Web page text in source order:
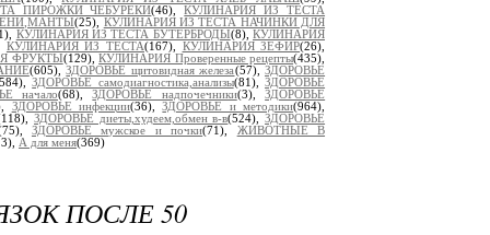
ПИРОЖКИ ЧЕБУРЕКИ(46),КУЛИНАРИЯ ИЗ ТЕСТА
(25), КУЛИНАРИЯ ИЗ ТЕСТА НАЧИНКИ ДЛЯ
КУЛИНАРИЯ ИЗ ТЕСТА БУТЕРБРОДЫ(8), КУЛИНАРИЯ
КУЛИНАРИЯ ИЗ ТЕСТА(167), КУЛИНАРИЯ ЗЕФИР(26),
ФРУКТЫ(129),КУЛИНАРИЯ Проверенные рецепты(435),
(605),ЗДОРОВЬЕ щитовидная железа(57),ЗДОРОВЬЕ
ЗДОРОВЬЕ самодиагностика,анализы(81),ЗДОРОВЬЕ
начало(68),ЗДОРОВЬЕ надпочечники(3),ЗДОРОВЬЕ
ЗДОРОВЬЕ инфекции(36),ЗДОРОВЬЕ и методики(964),
ЗДОРОВЬЕ диеты,худеем,обмен в-в(524),ЗДОРОВЬЕ
ЗДОРОВЬЕ мужское и почки(71), ЖИВОТНЫЕ В
А для меня(369)
ПОСЛЕ 50